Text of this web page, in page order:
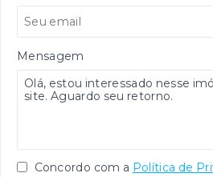
Mensagem
Concordo com a Política de